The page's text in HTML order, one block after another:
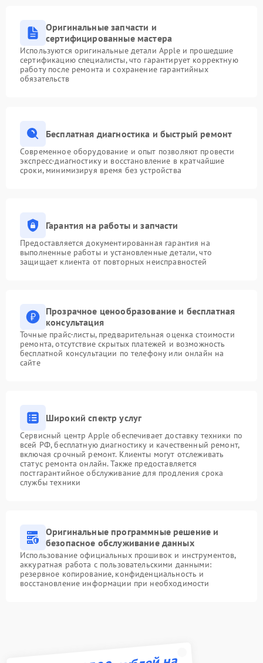
Оригинальные запчасти и
сертифицированные мастера
Используются оригинальные детали Apple и прошедшие
сертификацию специалисты, что гарантирует корректную
работу после ремонта и сохранение гарантийных
обязательств
Бесплатная диагностика и быстрый ремонт
Современное оборудование и опыт позволяют провести
экспресс-диагностику и восстановление в кратчайшие
сроки, минимизируя время без устройства
Гарантия на работы и запчасти
Предоставляется документированная гарантия на
выполненные работы и установленные детали, что
защищает клиента от повторных неисправностей
Прозрачное ценообразование и бесплатная
консультация
Точные прайс-листы, предварительная оценка стоимости
ремонта, отсутствие скрытых платежей и возможность
бесплатной консультации по телефону или онлайн на
сайте
Широкий спектр услуг
Сервисный центр Apple обеспечивает доставку техники по
всей РФ, бесплатную диагностику и качественный ремонт,
включая срочный ремонт. Клиенты могут отслеживать
статус ремонта онлайн. Также предоставляется
постгарантийное обслуживание для продления срока
службы техники
Оригинальные программные решение и
безопасное обслуживание данных
Использование официальных прошивок и инструментов,
аккуратная работа с пользовательскими данными:
резервное копирование, конфиденциальность и
восстановление информации при необходимости